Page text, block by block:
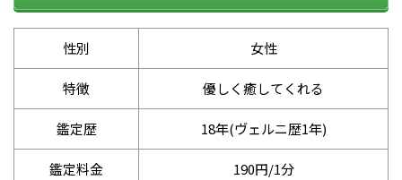
性別 女性
特徴 優しく癒してくれる
鑑定歴 18年(ヴェルニ歴1年)
鑑定料金 190円/1分